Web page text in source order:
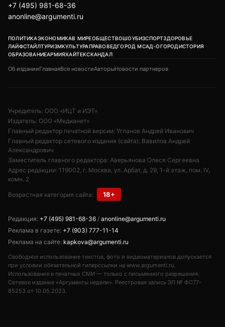
+7 (495) 981-68-36
anonline@argumenti.ru
ПОЛИТИКАЭКОНОМИКАВ МИРЕОБЩЕСТВОШОУБИЗСПОРТЗДОРОВЬЕ
ЛАЙФСТАЙЛТУРИЗМКУЛЬТУРАПРАВОВЕДГОРОД МСАД-ОГОРОДИСТОРИЯ
ОБРАЗОВАНИЕАРМИЯХАЙТЕКСКАНДАЛ
Об изданииГлавнаяВсе новостиАвторыНовости партнеров
Учредитель: ООО «ИЦТ и ИЭТ»
Издатель: ООО «Медианет»
Главный редактор печатной версии: Угланов Андрей Иванович
Главный редактор сетевого издания (сайта): Вавилов Андрей
Александрович
Заместитель главного редактора: Аверьянова Олеся Сергеевна
Адрес редакции: 119002, г. Москва, ул. Арбат, д. 29, 1-й этаж, пом. IV,
комн. 2
Возрастная категория сайта: 18+
Редакция: +7 (495) 981-68-36 / anonline@argumenti.ru
Реклама в газете: +7 (903) 777-11-14
Реклама на сайте: kapkova@argumenti.ru
Свободное использование текстов, фото и видеоматериалов допускается
при условии обязательной гиперссылки на www.argumenti.ru.
Использование в печатных СМИ — только с письменного разрешения.
Сетевое издание «Аргументы недели». Реестровая запись ЭЛ № ФС77-
85253 от 10.05.2023.